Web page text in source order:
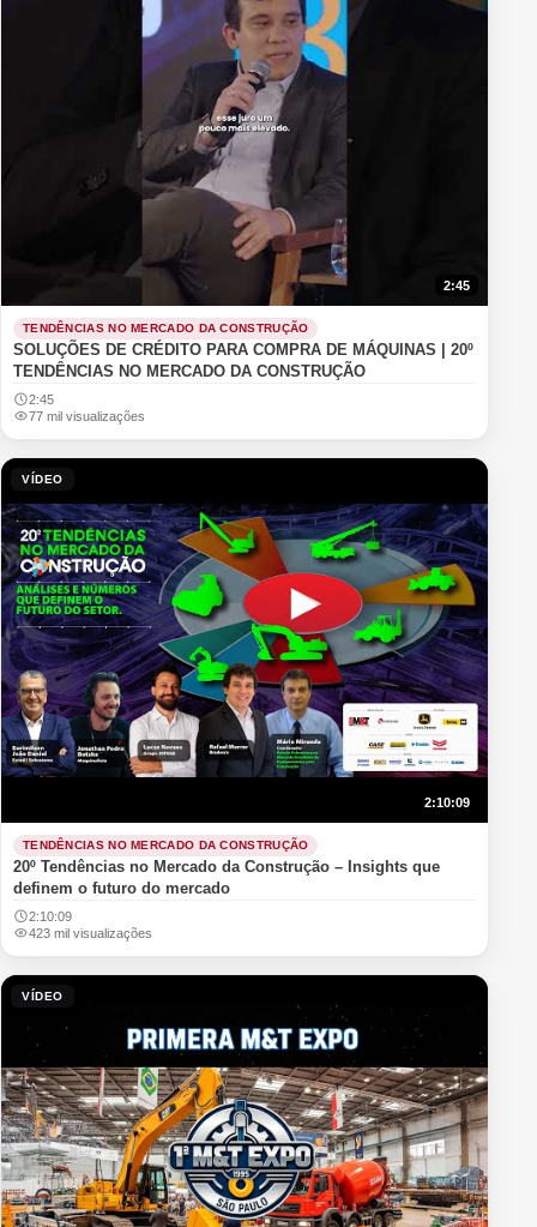
2:45
TENDÊNCIAS NO MERCADO DA CONSTRUÇÃO
SOLUÇÕES DE CRÉDITO PARA COMPRA DE MÁQUINAS | 20º
TENDÊNCIAS NO MERCADO DA CONSTRUÇÃO
2:45
77 mil visualizações
VÍDEO
2:10:09
TENDÊNCIAS NO MERCADO DA CONSTRUÇÃO
20º Tendências no Mercado da Construção – Insights que
definem o futuro do mercado
2:10:09
423 mil visualizações
VÍDEO